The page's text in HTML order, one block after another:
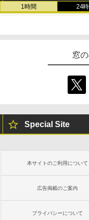
1時間 24
窓
Special Site
本サイトのご利用について
広告掲載のご案内
プライバシーについて